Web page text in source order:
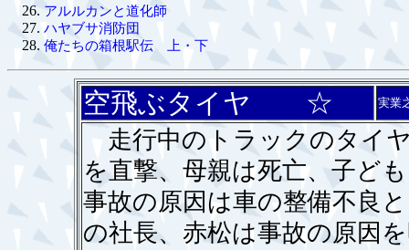
アルルカンと道化師
ハヤブサ消防団
俺たちの箱根駅伝 上・下
空飛ぶタイヤ ☆ 実業
走行中のトラックのタイ
を直撃、母親は死亡、子ど
事故の原因は車の整備不良
の社長、赤松は事故の原因